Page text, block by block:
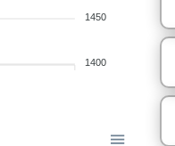
1450
1400